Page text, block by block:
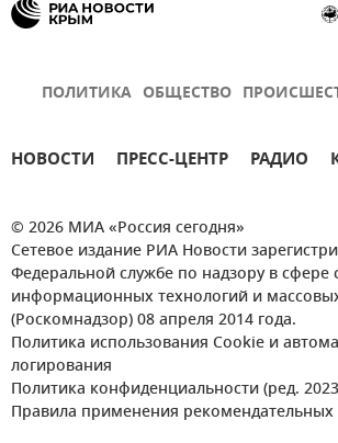
ПОЛИТИКА ОБЩЕСТВО
НОВОСТИ ПРЕСС-ЦЕНТР РАДИО
© 2026 МИА «Россия сегодня»
Сетевое издание РИА Новости
Федеральной службе по надзору в сфере
информационных технологий и
(Роскомнадзор) 08 апреля 2014 года.
Политика использования Cookie и
логирования
Политика конфиденциальности (ред.
Правила применения рекомендательных